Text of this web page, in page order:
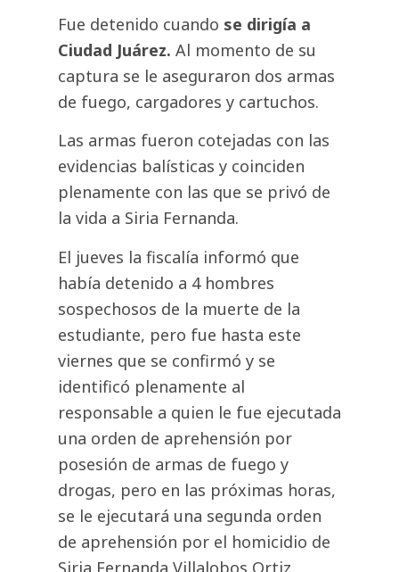
Fue detenido cuando se dirigía a
Ciudad Juárez. Al momento de su
captura se le aseguraron dos armas
de fuego, cargadores y cartuchos.
Las armas fueron cotejadas con las
evidencias balísticas y coinciden
plenamente con las que se privó de
la vida a Siria Fernanda.
El jueves la fiscalía informó que
había detenido a 4 hombres
sospechosos de la muerte de la
estudiante, pero fue hasta este
viernes que se confirmó y se
identificó plenamente al
responsable a quien le fue ejecutada
una orden de aprehensión por
posesión de armas de fuego y
drogas, pero en las próximas horas,
se le ejecutará una segunda orden
de aprehensión por el homicidio de
Siria Fernanda Villalobos Ortiz.